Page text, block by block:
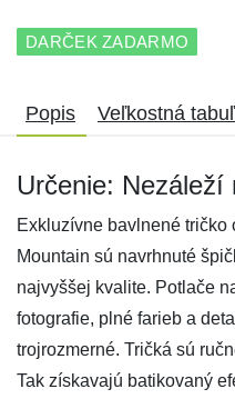
DARČEK ZADARMO
Popis Veľkostná
Určenie: Nezáleží
Exkluzívne bavlnené tričko
Mountain sú navrhnuté
najvyššej kvalite. Potlače
fotografie, plné farieb a
trojrozmerné. Tričká sú
Tak získavajú batikovaný